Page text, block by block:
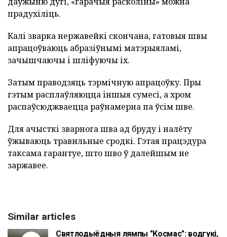
прадухіліць.
Калі зварка нержавейкі скончана, гатовыя швы
апрацоўваюць абразіўнымі матэрыяламі,
зачышчаючы і шліфуючы іх.
Затым праводзяць тэрмічную апрацоўку. Пры
гэтым расплаўляюцца іншыя сумесі, а хром
распаўсюджваецца раўнамерна па ўсім шве.
Для ачысткі зварнога шва ад бруду і налёту
ўжываюць травильные сродкі. Гэтая працэдура
таксама гарантуе, што шво ў далейшым не
заржавее.
Similar articles
Святлодыёдныя лямпы "Космас": водгукі,